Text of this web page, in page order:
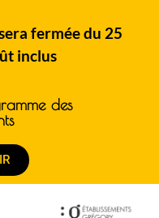
fermée du 25
inclus
des